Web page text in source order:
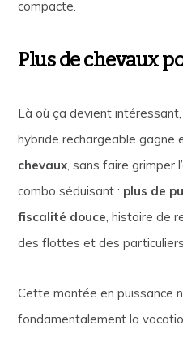
compacte.
Plus de chevaux
Là où ça devient intéressant,
hybride rechargeable gagne
chevaux, sans faire grimper
combo séduisant : plus de
fiscalité douce, histoire de
des flottes et des
Cette montée en puissance
fondamentalement la